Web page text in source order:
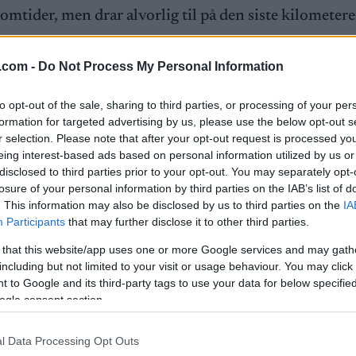
- Do Not Process My Personal Information
opt-out of the sale, sharing to third parties, or processing of your
for targeted advertising by us, please use the below opt-out
selection. Please note that after your opt-out request is processed
interest-based ads based on personal information utilized by us
to third parties prior to your opt-out. You may separately
of your personal information by third parties on the IAB’s list of
This information may also be disclosed by us to third parties on the
Participants that may further disclose it to other third parties.
that this website/app uses one or more Google services and may
but not limited to your visit or usage behaviour. You may
to Google and its third-party tags to use your data for below
consent section.
Data Processing Opt Outs
men drar alvorlig til på den siste
jeg startet med et tidlig startnummer, hadde jeg
den samtidig som Lauri Vuorinen gikk ut på sin
jeg gjøre jobben sjøl, sier Horven til
verdens beste. Men få kan hamle opp md
det var veldig artig å se så mange gode bak meg,
Den finske VM- og OL-helten Joni Mäki,
Lauri Vuorinen, lørdagens vinner Friedrich